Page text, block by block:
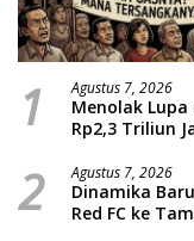
1 Agustus 7, 2026
Menolak
Rp2,3 Triliun
2 Agustus 7, 2026
Dinamika
Red FC ke